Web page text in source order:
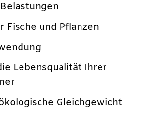
Fische und Pflanzen
Lebensqualität Ihrer
Gleichgewicht